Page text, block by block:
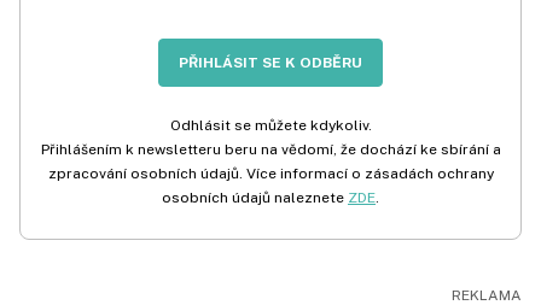
PŘIHLÁSIT SE K ODBĚRU
Odhlásit se můžete kdykoliv.
Přihlášením k newsletteru beru na vědomí, že dochází ke sbírání a
zpracování osobních údajů. Více informací o zásadách ochrany
osobních údajů naleznete ZDE.